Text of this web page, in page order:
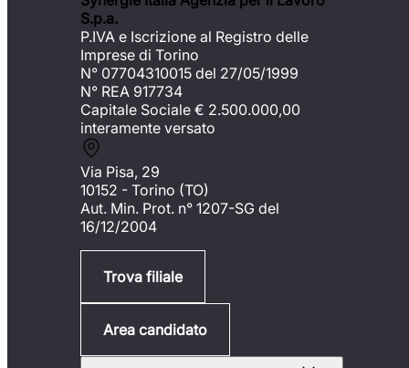
S.p.a.
P.IVA e Iscrizione al Registro delle
Imprese di Torino
N° 07704310015 del 27/05/1999
N° REA 917734
Capitale Sociale € 2.500.000,00
interamente versato
Via Pisa, 29
10152 - Torino (TO)
Aut. Min. Prot. n° 1207-SG del
16/12/2004
Trova filiale
Area candidato